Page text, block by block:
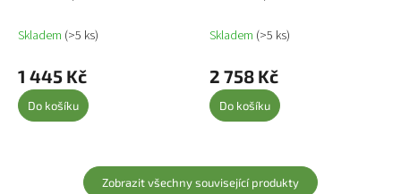
Skladem (>5 ks)
1 445 Kč
Do košíku
Skladem (>5 ks)
2 758 Kč
Do košíku
Zobrazit všechny související produkty